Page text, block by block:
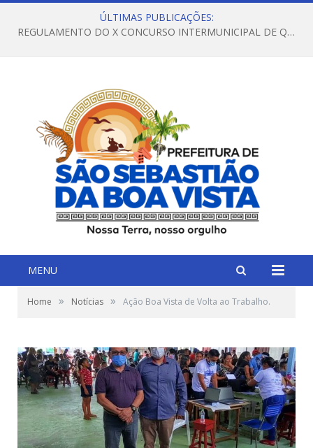
ÚLTIMAS PUBLICAÇÕES:
REGULAMENTO DO X CONCURSO INTERMUNICIPAL DE QUADRILHAS JUNINAS – 2026 – ARRAIÁ DA VENEZA
MENU
Home » Notícias » Ação Boa Vista de Volta ao Trabalho.